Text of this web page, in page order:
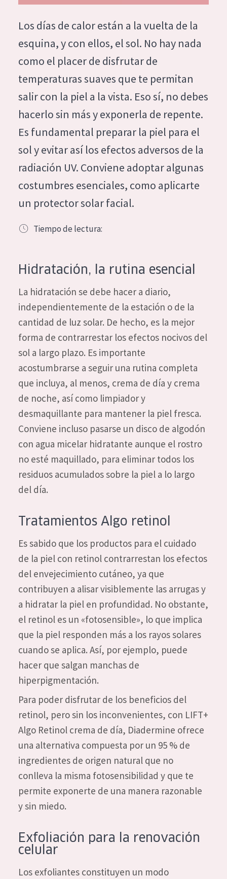
Reducción de arrugas
Regeneración
Firmeza
Piel menopáusica
TIPO DE PRODUCTO
Crema de día
Crema de noche
Crema de ojos
Sérum
Limpieza
COLECCIÓN
Lift+
Expert
TIPO DE PIEL
Piel sensible
Piel normal y seca
Piel mixata o grasa
Piel madura
Piel expuesta al sol
EDAD
Todas las edades
Piel madura
Greek
Los días de calor están a la vuelta de la
esquina, y con ellos, el sol. No hay nada
como el placer de disfrutar de
temperaturas suaves que te permitan
salir con la piel a la vista. Eso sí, no debes
hacerlo sin más y exponerla de repente.
Es fundamental preparar la piel para el
sol y evitar así los efectos adversos de la
radiación UV. Conviene adoptar algunas
costumbres esenciales, como aplicarte
un protector solar facial.
Tiempo de lectura:
Hidratación, la rutina esencial
La hidratación se debe hacer a diario,
independientemente de la estación o de la
cantidad de luz solar. De hecho, es la mejor
forma de contrarrestar los efectos nocivos del
sol a largo plazo. Es importante
acostumbrarse a seguir una rutina completa
que incluya, al menos, crema de día y crema
de noche, así como limpiador y
desmaquillante para mantener la piel fresca.
Conviene incluso pasarse un disco de algodón
con agua micelar hidratante aunque el rostro
no esté maquillado, para eliminar todos los
residuos acumulados sobre la piel a lo largo
del día.
Tratamientos Algo retinol
Es sabido que los productos para el cuidado
de la piel con retinol contrarrestan los efectos
del envejecimiento cutáneo, ya que
contribuyen a alisar visiblemente las arrugas y
a hidratar la piel en profundidad. No obstante,
el retinol es un «fotosensible», lo que implica
que la piel responden más a los rayos solares
cuando se aplica. Así, por ejemplo, puede
hacer que salgan manchas de
hiperpigmentación.
Para poder disfrutar de los beneficios del
retinol, pero sin los inconvenientes, con LIFT+
Algo Retinol crema de día, Diadermine ofrece
una alternativa compuesta por un 95 % de
ingredientes de origen natural que no
conlleva la misma fotosensibilidad y que te
permite exponerte de una manera razonable
y sin miedo.
Exfoliación para la renovación
celular
Los exfoliantes constituyen un modo